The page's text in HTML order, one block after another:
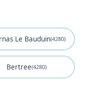
Le Bauduin(4280)
Bertree(4280)